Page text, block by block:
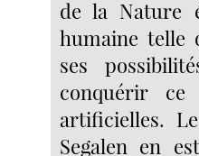
de la Nature
humaine telle
ses
conquérir
artificielles.
Segalen en